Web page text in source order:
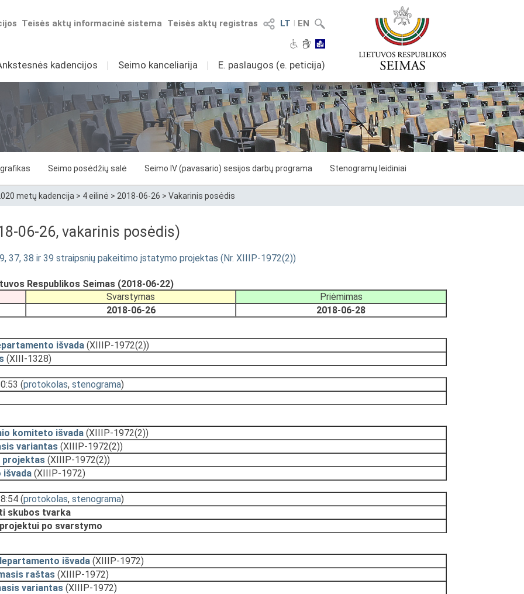
LT I EN
Teisės aktų registras
Teisės aktų informacinė sistema
kadencijos I Seimo kanceliarija I E. paslaugos (e. peticija)
grafikas Seimo posėdžių salė Seimo IV (pavasario) sesijos darbų programa Stenogramų leidiniai
metų kadencija > 4 eilinė > 2018-06-26 > Vakarinis posėdis
06-26, vakarinis posėdis)
37, 38 ir 39 straipsnių pakeitimo įstatymo projektas (Nr. XIIIP-1972(2))
Respublikos Seimas (2018-06-22)
Svarstymas
Priėmimas
2018-06-26 2018-06-28
išvada (XIIIP-1972(2))
(XIII-1328)
(protokolas, stenograma)
komiteto išvada (XIIIP-1972(2))
variantas (XIIIP-1972(2))
projektas (XIIIP-1972(2))
išvada (XIIIP-1972)
(protokolas, stenograma)
skubos tvarka
po svarstymo
išvada (XIIIP-1972)
raštas (XIIIP-1972)
variantas (XIIIP-1972)